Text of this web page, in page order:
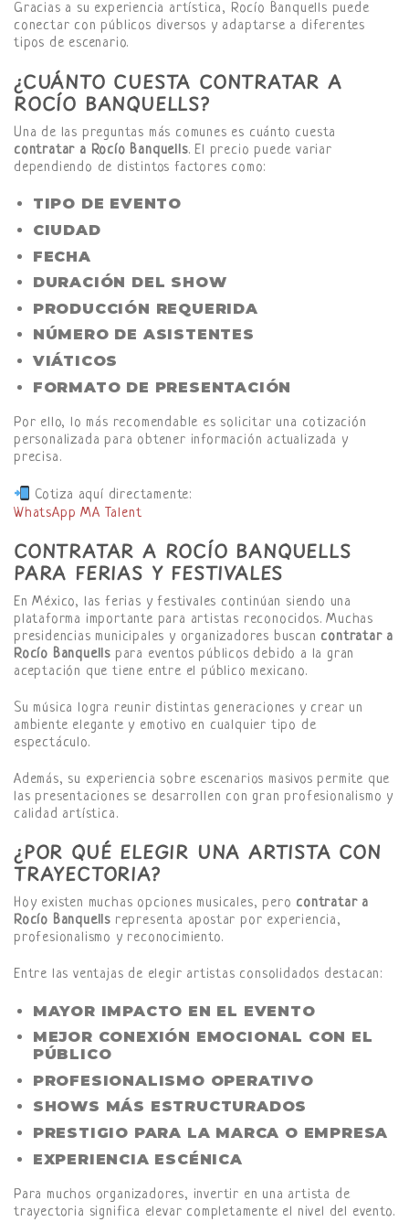
Gracias a su experiencia artística, Rocío Banquells puede
conectar con públicos diversos y adaptarse a diferentes
tipos de escenario.
¿CUÁNTO CUESTA CONTRATAR A
ROCÍO BANQUELLS?
Una de las preguntas más comunes es cuánto cuesta
contratar a Rocío Banquells. El precio puede variar
dependiendo de distintos factores como:
TIPO DE EVENTO
CIUDAD
FECHA
DURACIÓN DEL SHOW
PRODUCCIÓN REQUERIDA
NÚMERO DE ASISTENTES
VIÁTICOS
FORMATO DE PRESENTACIÓN
Por ello, lo más recomendable es solicitar una cotización
personalizada para obtener información actualizada y
precisa.
Cotiza aquí directamente:
WhatsApp MA Talent
CONTRATAR A ROCÍO BANQUELLS
PARA FERIAS Y FESTIVALES
En México, las ferias y festivales continúan siendo una
plataforma importante para artistas reconocidos. Muchas
presidencias municipales y organizadores buscan contratar a
Rocío Banquells para eventos públicos debido a la gran
aceptación que tiene entre el público mexicano.
Su música logra reunir distintas generaciones y crear un
ambiente elegante y emotivo en cualquier tipo de
espectáculo.
Además, su experiencia sobre escenarios masivos permite que
las presentaciones se desarrollen con gran profesionalismo y
calidad artística.
¿POR QUÉ ELEGIR UNA ARTISTA CON
TRAYECTORIA?
Hoy existen muchas opciones musicales, pero contratar a
Rocío Banquells representa apostar por experiencia,
profesionalismo y reconocimiento.
Entre las ventajas de elegir artistas consolidados destacan:
MAYOR IMPACTO EN EL EVENTO
MEJOR CONEXIÓN EMOCIONAL CON EL
PÚBLICO
PROFESIONALISMO OPERATIVO
SHOWS MÁS ESTRUCTURADOS
PRESTIGIO PARA LA MARCA O EMPRESA
EXPERIENCIA ESCÉNICA
Para muchos organizadores, invertir en una artista de
trayectoria significa elevar completamente el nivel del evento.